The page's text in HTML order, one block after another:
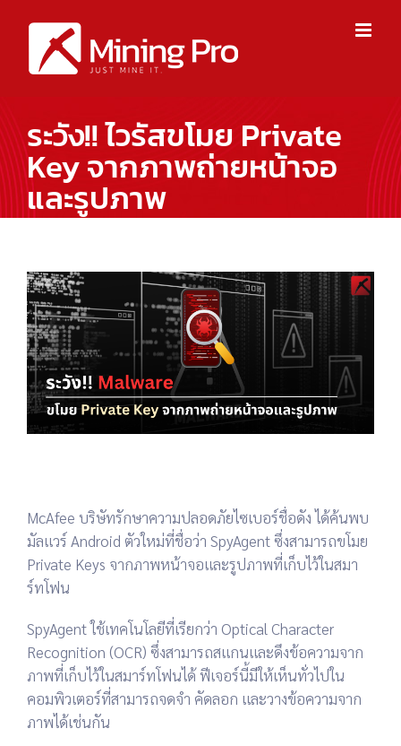
content
ระวัง!! ไวรัสขโมย Private
Key จากภาพถ่ายหน้าจอ
และรูปภาพ
View
Larger
Image
McAfee บริษัทรักษาความปลอดภัยไซเบอร์ชื่อดัง ได้ค้นพบ
มัลแวร์ Android ตัวใหม่ที่ชื่อว่า SpyAgent ซึ่งสามารถขโมย
Private Keys จากภาพหน้าจอและรูปภาพที่เก็บไว้ในสมา
ร์ทโฟน
SpyAgent ใช้เทคโนโลยีที่เรียกว่า Optical Character
Recognition (OCR) ซึ่งสามารถสแกนและดึงข้อความจาก
ภาพที่เก็บไว้ในสมาร์ทโฟนได้ ฟีเจอร์นี้มีให้เห็นทั่วไปใน
คอมพิวเตอร์ที่สามารถจดจำ คัดลอก และวางข้อความจาก
ภาพได้เช่นกัน